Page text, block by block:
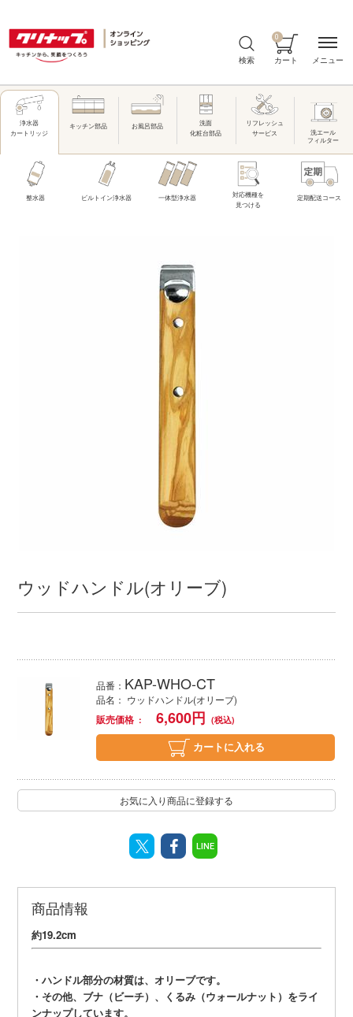
検索 カート
0
浄水器
カートリッジ
キッチン部品 お風呂部品
洗面
化粧台部品
リフレッシュ
サービス
洗エール
フィルター
整水器 ビルトイン浄水器 一体型浄水器
対応機種を
見つける
定期配送コース
ウッドハンドル(オリーブ)
品番： KAP-WHO-CT
品名： ウッドハンドル(オリーブ)
販売価格
6,600円
カートに入れる
お気に入り商品に登録する
LINE
商品情報
約19.2cm
・ハンドル部分の材質は、オリーブです。
・その他、ブナ（ビーチ）、くるみ（ウォールナット）をライ
ンナップしています。
メニュー